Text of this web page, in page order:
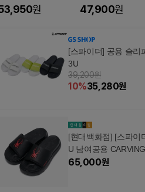
원
U
47,900원
[스파이더] 공용 슬리
3U
39,200원
10%35,280원
[현대백화점] [스파이
U 남여공용
FNSD207U
65,000원